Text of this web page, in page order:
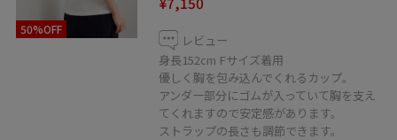
50%OFF
レビュー
身長152cm Fサイズ着用
優しく胸を包み込んでくれるカップ。
アンダー部分にゴムが入っていて胸を支え
てくれますので安定感があります。
ストラップの長さも調節できます。